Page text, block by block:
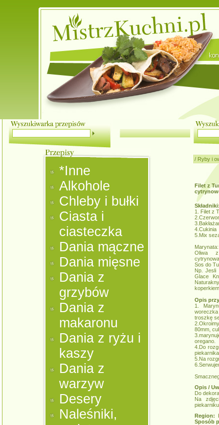
*Inne
Alkohole
Chleby i bułki
Ciasta i
ciasteczka
Dania mączne
Dania mięsne
Dania z
grzybów
Dania z
makaronu
Dania z ryżu i
kaszy
Dania z
warzyw
Desery
Naleśniki,
/ Ryby i
Filet z
1. Filet z
4.Cukinia
5.Mix
Marynata:
Oliwa
Sos do
Np. Jesli
Glace
Opis
1.
woreczka
troszkę
80mm,
oregano.
4.Do
5.Na
Opis /
Do
Na
Region:
Sposób